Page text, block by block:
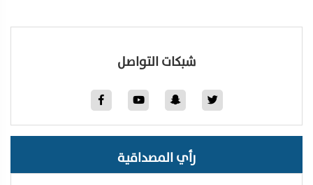
شبكات التواصل
رأي المصداقية